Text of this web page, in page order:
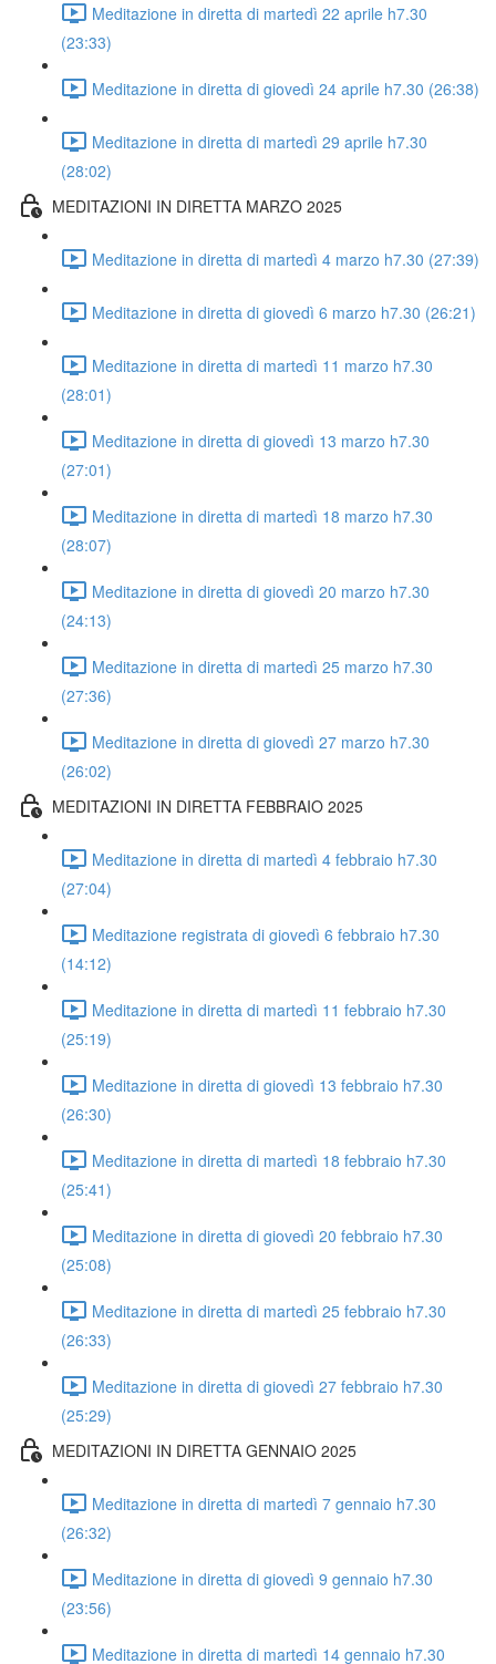
Meditazione in diretta di martedì 22 aprile h7.30
(23:33)
Meditazione in diretta di giovedì 24 aprile h7.30 (26:38)
Meditazione in diretta di martedì 29 aprile h7.30
(28:02)
MEDITAZIONI IN DIRETTA MARZO 2025
Meditazione in diretta di martedì 4 marzo h7.30 (27:39)
Meditazione in diretta di giovedì 6 marzo h7.30 (26:21)
Meditazione in diretta di martedì 11 marzo h7.30
(28:01)
Meditazione in diretta di giovedì 13 marzo h7.30
(27:01)
Meditazione in diretta di martedì 18 marzo h7.30
(28:07)
Meditazione in diretta di giovedì 20 marzo h7.30
(24:13)
Meditazione in diretta di martedì 25 marzo h7.30
(27:36)
Meditazione in diretta di giovedì 27 marzo h7.30
(26:02)
MEDITAZIONI IN DIRETTA FEBBRAIO 2025
Meditazione in diretta di martedì 4 febbraio h7.30
(27:04)
Meditazione registrata di giovedì 6 febbraio h7.30
(14:12)
Meditazione in diretta di martedì 11 febbraio h7.30
(25:19)
Meditazione in diretta di giovedì 13 febbraio h7.30
(26:30)
Meditazione in diretta di martedì 18 febbraio h7.30
(25:41)
Meditazione in diretta di giovedì 20 febbraio h7.30
(25:08)
Meditazione in diretta di martedì 25 febbraio h7.30
(26:33)
Meditazione in diretta di giovedì 27 febbraio h7.30
(25:29)
MEDITAZIONI IN DIRETTA GENNAIO 2025
Meditazione in diretta di martedì 7 gennaio h7.30
(26:32)
Meditazione in diretta di giovedì 9 gennaio h7.30
(23:56)
Meditazione in diretta di martedì 14 gennaio h7.30